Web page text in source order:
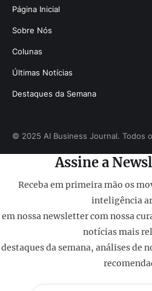
Página Inicial
Sobre Nós
Colunas
Últimas Notícias
Destaques da Semana
© 2025 AI Business Journal. Todos
Assine a
Receba em primeira mão os
inteligência
em nossa newsletter com nossa
notícias mais
destaques da semana, análises de